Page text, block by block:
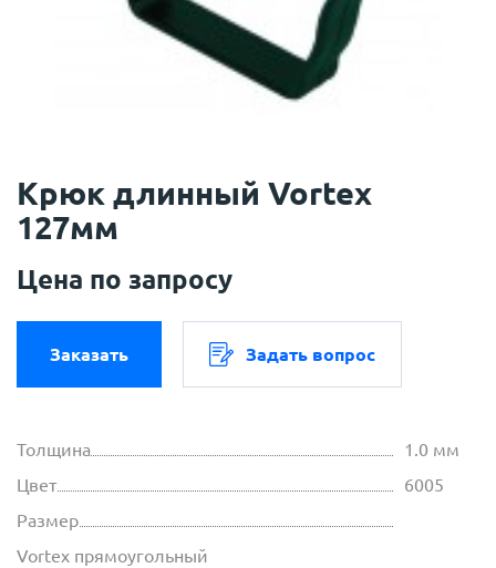
Крюк длинный Vortex
127мм
Цена по запросу
Заказать Задать вопрос
Толщина
1.0 мм
Цвет
6005
Размер
Vortex прямоугольный